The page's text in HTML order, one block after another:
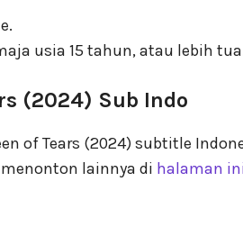
usia 15 tahun, atau lebih
(2024) Sub Indo
of Tears (2024) subtitle
lainnya di halaman